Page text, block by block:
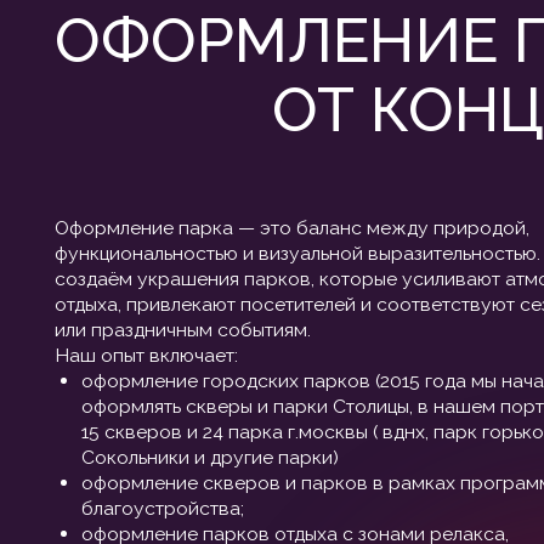
Оформление парка — это баланс между природой,
функциональностью и визуальной выразительностью. Мы
создаём украшения парков, которые усиливают атмосферу
оформление городских парков (2015 года мы начали
оформлять скверы и парки Столицы, в нашем портфолио
15 скверов и 24 парка г.москвы ( вднх, парк горького,
Сокольники и другие парки)
оформление скверов и парков в рамках программ
благоустройства;
оформление парков отдыха с зонами релакса,
фотозонами, световыми инсталляциями;
оформление участка парка под фестивали, выставки или
частные мероприятия.
Мы используем экологичные материалы,
энергоэффективное освещение и модульные конструкции,
легко адаптируемые под разные сезоны. Все решения
согласовываются с заказчиком и профильными службами.